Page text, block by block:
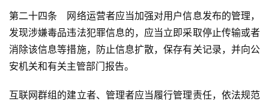
第二十四条　网络运营者应当加强对用户信息发布的管理，
发现涉嫌毒品违法犯罪信息的，应当立即采取停止传输或者
消除该信息等措施，防止信息扩散，保存有关记录，并向公
安机关和有关主管部门报告。
互联网群组的建立者、管理者应当履行管理责任，依法规范